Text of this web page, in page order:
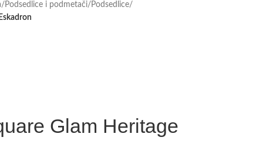
/ Podsedlice i podmetači/ Podsedlice/
Glam Heritage